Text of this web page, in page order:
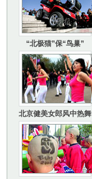
“北极猫”保“鸟巢”
北京健美女郎风中热舞